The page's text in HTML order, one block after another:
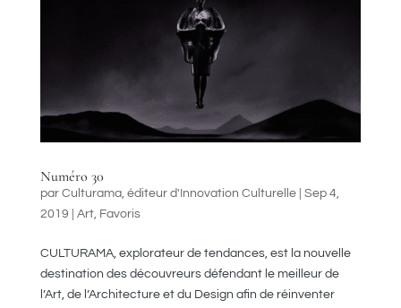
Numéro 30
par Culturama, éditeur d'Innovation Culturelle| Sep 4,
2019
Art, Favoris
CULTURAMA, explorateur de tendances, est la nouvelle
destination des découvreurs défendant le meilleur de
l’Art, de l’Architecture et du Design afin de réinventer